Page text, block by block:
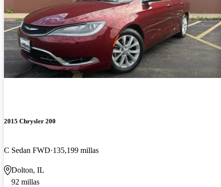
2015 Chrysler 200
C Sedan FWD 135,199 millas
Dolton, IL
92 millas